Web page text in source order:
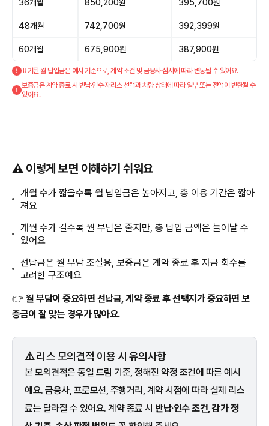
36개월 850,200원 395,700원
48개월 742,700원 392,399원
60개월 675,900원 387,900원
표기된 월 납입금은 예시 기준으로, 계약 조건 및 금융사 심사에 따라 변동될 수 있어요.
보증금은 계약 종료 시 반납·인수·재리스 선택과 차량 상태에 따라 일부 또는 전액이 반환될 수
있어요.
⚠️ 이렇게 보면 이해하기 쉬워요
개월 수가 짧을수록 월 납입금은 높아지고, 총 이용 기간은 짧아
져요
개월 수가 길수록 월 부담은 줄지만, 총 납입 금액은 늘어날 수
있어요
선납금은 월 부담 조절용, 보증금은 계약 종료 후 자금 회수를
고려한 구조예요
👉 월 부담이 중요하면 선납금, 계약 종료 후 선택지가 중요하면 보
증금이 잘 맞는 경우가 많아요.
⚠️ 리스 모의견적 이용 시 유의사항
본 모의견적은 동일 트림 기준, 정해진 약정 조건에 따른 예시
예요. 금융사, 프로모션, 주행거리, 계약 시점에 따라 실제 리스
료는 달라질 수 있어요. 계약 종료 시 반납·인수 조건, 감가 정